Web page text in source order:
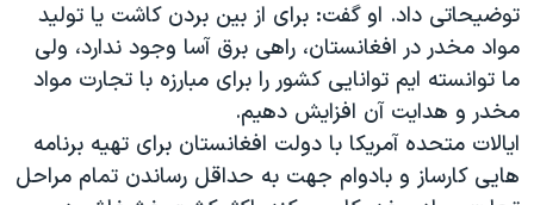
تریبونال مردمی آبان ۹۸
دادگاه حمید نوری
چهل سال گروگان‌گیری
قانون شفافیت دارائی کادر رهبری ایران
اعتراضات مردمی آبان ۹۸
توضیحاتی داد. او گفت: برای از بین بردن کاشت یا تولید
مواد مخدر در افغانستان، راهی برق آسا وجود ندارد، ولی
ما توانسته ایم توانایی کشور را برای مبارزه با تجارت مواد
مخدر و هدایت آن افزایش دهیم.
ایالات متحده آمریکا با دولت افغانستان برای تهیه برنامه
هایی کارساز و بادوام جهت به حداقل رساندن تمام مراحل